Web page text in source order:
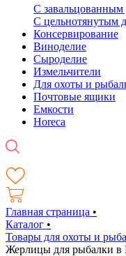
С
С цельнотянутым
Консервирование
Виноделие
Сыроделие
Измельчители
Для охоты и
Почтовые ящики
Емкости
Horeca
Главная страница •
Каталог •
Товары для охоты и
Жерлицы для рыбалки в